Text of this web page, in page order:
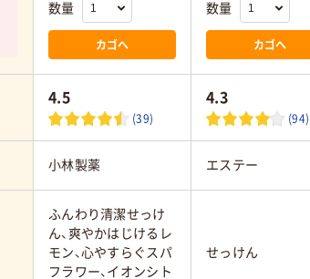
数量
カゴへ
数量
カゴへ
4.5
(39)
4.3
(94)
小林製薬 エステー
ふんわり清潔せっけ
ん、爽やかはじけるレ
モン、心やすらぐスパ
フラワー、イオンシト
せっけん